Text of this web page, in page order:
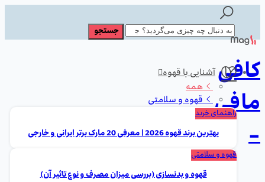
کافی
مافی
-
آشنایی با قهوه
همه
قهوه و سلامتی
راهنمای خرید
بهترین برند قهوه 2026 | معرفی 20 مارک برتر ایرانی و خارجی
قهوه و سلامتی
قهوه و بدنسازی (بررسی میزان مصرف و نوع تاثیر آن)